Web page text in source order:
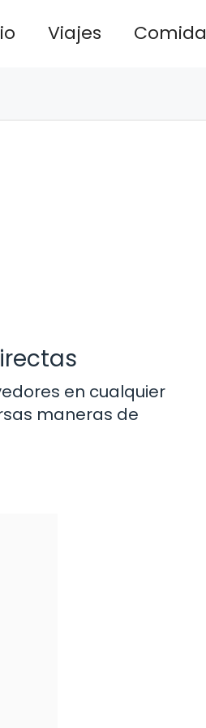
Viajes Comida
en cualquier
maneras de